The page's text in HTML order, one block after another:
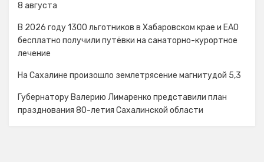
8 августа
В 2026 году 1300 льготников в Хабаровском крае и ЕАО
бесплатно получили путёвки на санаторно-курортное
лечение
На Сахалине произошло землетрясение магнитудой 5,3
Губернатору Валерию Лимаренко представили план
празднования 80-летия Сахалинской области